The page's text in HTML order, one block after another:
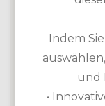
Indem
und
•